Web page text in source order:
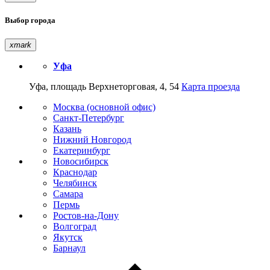
Выбор города
xmark
Уфа
Уфа, площадь Верхнеторговая, 4, 54 Карта проезда
Москва (основной офис)
Санкт-Петербург
Казань
Нижний Новгород
Екатеринбург
Новосибирск
Краснодар
Челябинск
Самара
Пермь
Ростов-на-Дону
Волгоград
Якутск
Барнаул